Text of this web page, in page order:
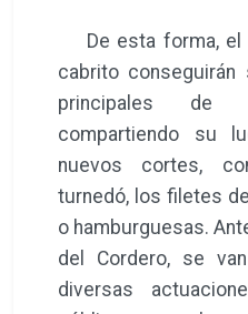
De esta forma, el
cabrito
principales de
compartiendo su
nuevos cortes,
turnedó, los filetes
o hamburguesas.
del Cordero, se
diversas